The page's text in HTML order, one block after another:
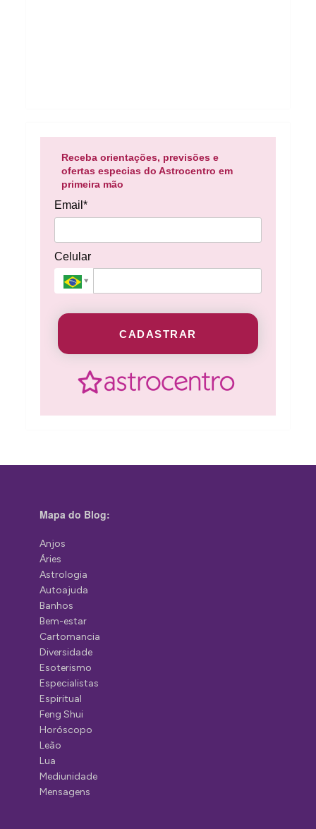
Receba orientações, previsões e
ofertas especias do Astrocentro em
primeira mão
Email*
Celular
CADASTRAR
Mapa do Blog:
Anjos
Áries
Astrologia
Autoajuda
Banhos
Bem-estar
Cartomancia
Diversidade
Esoterismo
Especialistas
Espiritual
Feng Shui
Horóscopo
Leão
Lua
Mediunidade
Mensagens